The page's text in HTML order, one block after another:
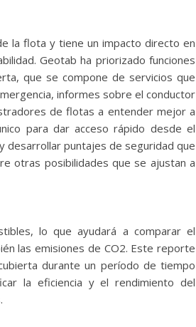
la flota y tiene un impacto directo en
Geotab ha priorizado funciones
que se compone de servicios que
informes sobre el conductor
de flotas a entender mejor a
para dar acceso rápido desde el
desarrollar puntajes de seguridad que
otras posibilidades que se ajustan a
lo que ayudará a comparar el
las emisiones de CO2. Este reporte
durante un período de tiempo
la eficiencia y el rendimiento del